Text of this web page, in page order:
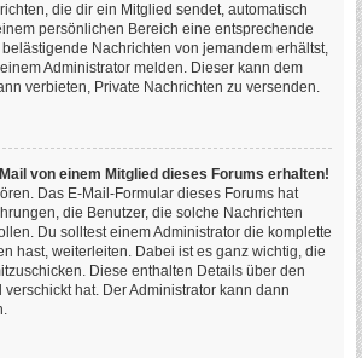
die dir ein Mitglied sendet, automatisch
persönlichen Bereich eine entsprechende
Nachrichten von jemandem erhältst,
Administrator melden. Dieser kann dem
verbieten, Private Nachrichten zu versenden.
von einem Mitglied dieses Forums erhalten!
Das E-Mail-Formular dieses Forums hat
die Benutzer, die solche Nachrichten
Du solltest einem Administrator die komplette
hast, weiterleiten. Dabei ist es ganz wichtig, die
Diese enthalten Details über den
verschickt hat. Der Administrator kann dann